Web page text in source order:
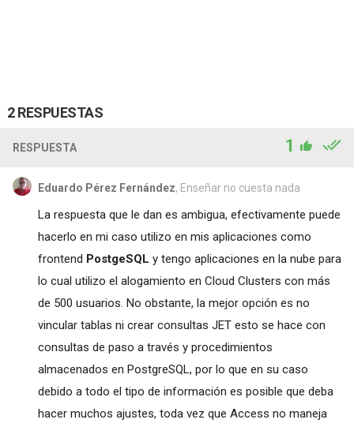
2 RESPUESTAS
RESPUESTA 1
Eduardo Pérez Fernández, Enseñar no cuesta nada
La respuesta que le dan es ambigua, efectivamente puede
hacerlo en mi caso utilizo en mis aplicaciones como
frontend PostgeSQL y tengo aplicaciones en la nube para
lo cual utilizo el alogamiento en Cloud Clusters con más
de 500 usuarios. No obstante, la mejor opción es no
vincular tablas ni crear consultas JET esto se hace con
consultas de paso a través y procedimientos
almacenados en PostgreSQL, por lo que en su caso
debido a todo el tipo de información es posible que deba
hacer muchos ajustes, toda vez que Access no maneja